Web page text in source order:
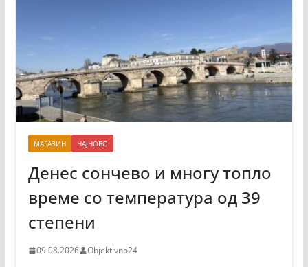
МАГАЗИН НАЈНОВО
Денес сончево и многу топло
време со температура од 39
степени
09.08.2026 Objektivno24